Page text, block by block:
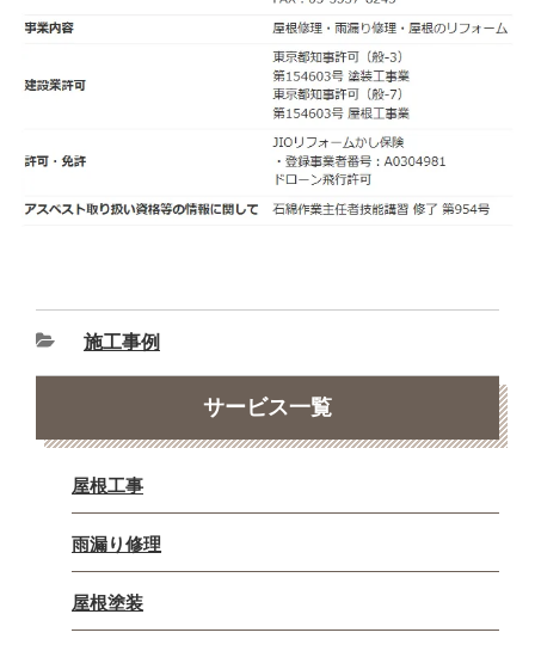
施工事例
サービス一覧
屋根工事
雨漏り修理
屋根塗装